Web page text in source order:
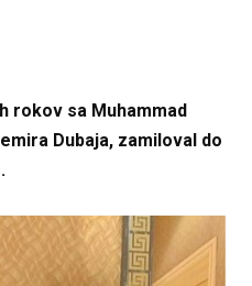
rokov sa Muhammad
Dubaja, zamiloval do